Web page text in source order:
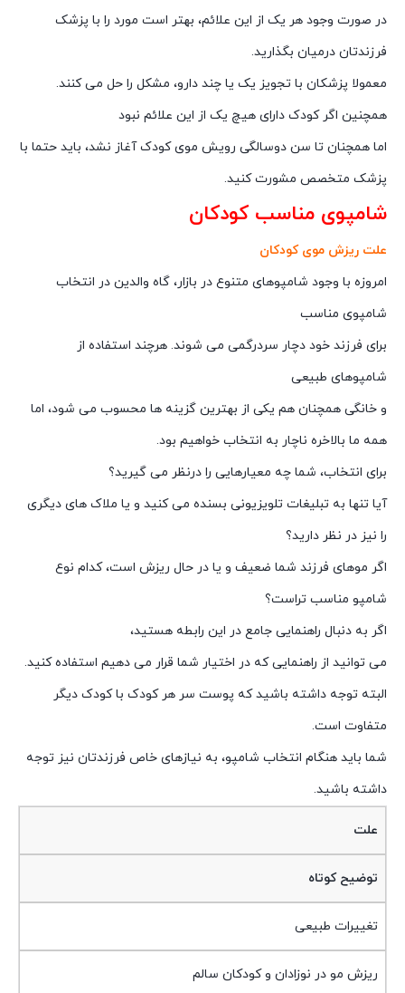
در صورت وجود هر یک از این علائم، بهتر است مورد را با پزشک
فرزندتان درمیان بگذارید.
معمولا پزشکان با تجویز یک یا چند دارو، مشکل را حل می کنند.
همچنین اگر کودک دارای هیچ یک از این علائم نبود
اما همچنان تا سن دوسالگی رویش موی کودک آغاز نشد، باید حتما با
پزشک متخصص مشورت کنید.
شامپوی مناسب کودکان
علت ریزش موی کودکان
امروزه با وجود شامپوهای متنوع در بازار، گاه والدین در انتخاب
شامپوی مناسب
برای فرزند خود دچار سردرگمی می شوند. هرچند استفاده از
شامپوهای طبیعی
و خانگی همچنان هم یکی از بهترین گزینه ها محسوب می شود، اما
همه ما بالاخره ناچار به انتخاب خواهیم بود.
برای انتخاب، شما چه معیارهایی را درنظر می گیرید؟
آیا تنها به تبلیغات تلویزیونی بسنده می کنید و یا ملاک های دیگری
را نیز در نظر دارید؟
اگر موهای فرزند شما ضعیف و یا در حال ریزش است، کدام نوع
شامپو مناسب تراست؟
اگر به دنبال راهنمایی جامع در این رابطه هستید،
می توانید از راهنمایی که در اختیار شما قرار می دهیم استفاده کنید.
البته توجه داشته باشید که پوست سر هر کودک با کودک دیگر
متفاوت است.
شما باید هنگام انتخاب شامپو، به نیازهای خاص فرزندتان نیز توجه
داشته باشید.
علت
توضیح کوتاه
تغییرات طبیعی
ریزش مو در نوزادان و کودکان سالم